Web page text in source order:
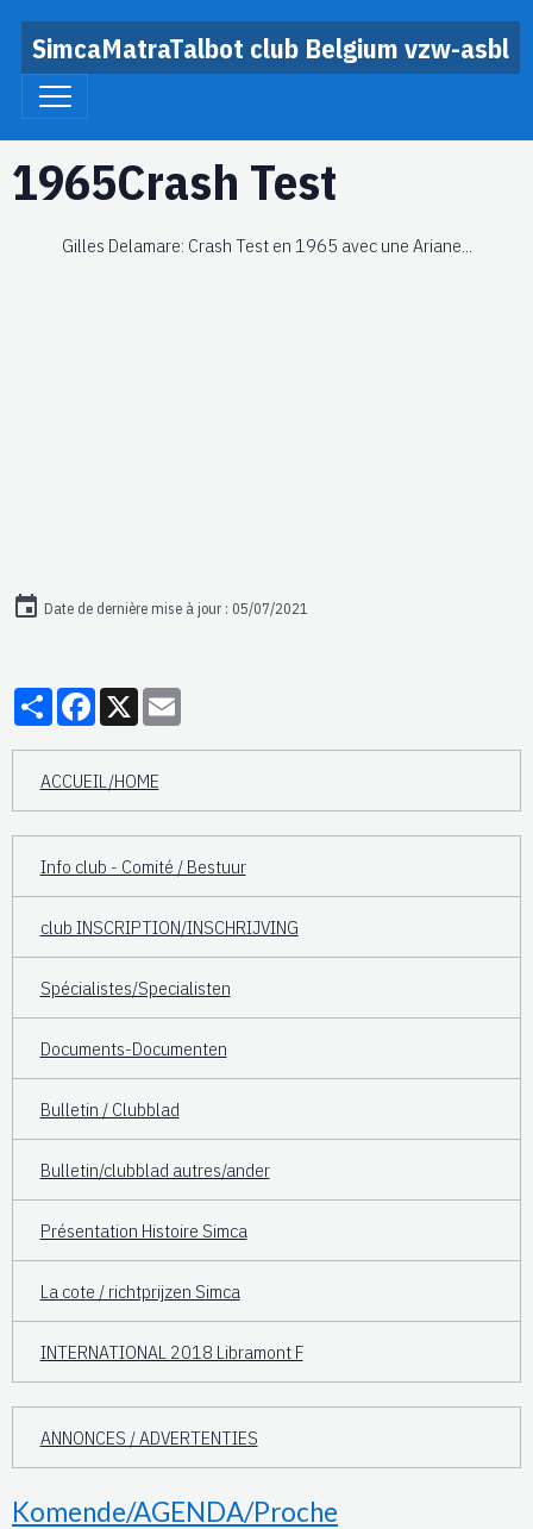
SimcaMatraTalbot club Belgium vzw-asbl
1965Crash Test
Gilles Delamare: Crash Test en 1965 avec une Ariane...
Date de dernière mise à jour : 05/07/2021
PartagerFacebook
X
ACCUEIL/HOME
Info club - Comité / Bestuur
club INSCRIPTION/INSCHRIJVING
Spécialistes/Specialisten
Documents-Documenten
Bulletin / Clubblad
Bulletin/clubblad autres/ander
Présentation Histoire Simca
La cote / richtprijzen Simca
INTERNATIONAL 2018 Libramont F
ANNONCES / ADVERTENTIES
Komende/AGENDA/Proche